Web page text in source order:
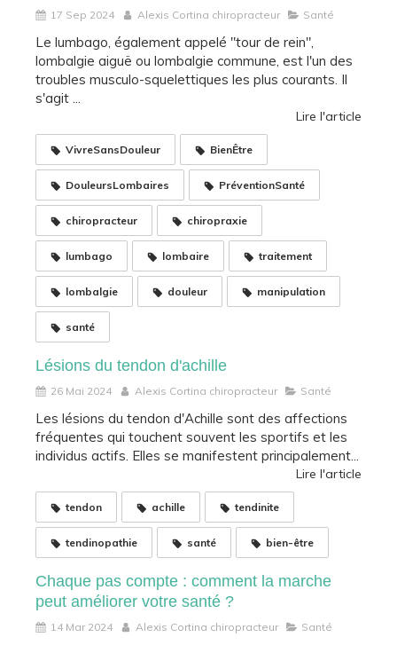
17 Sep 2024 Alexis Cortina chiropracteur Santé
Le lumbago, également appelé "tour de rein",
lombalgie aiguë ou lombalgie commune, est l'un des
troubles musculo-squelettiques les plus courants. Il
s'agit ...
Lire l'article
VivreSansDouleur BienÊtre
DouleursLombaires PréventionSanté
chiropracteur chiropraxie
lumbago lombaire traitement
lombalgie douleur manipulation
santé
Lésions du tendon d'achille
26 Mai 2024 Alexis Cortina chiropracteur Santé
Les lésions du tendon d'Achille sont des affections
fréquentes qui touchent souvent les sportifs et les
individus actifs. Elles se manifestent principalement...
Lire l'article
tendon achille tendinite
tendinopathie santé bien-être
Chaque pas compte : comment la marche
peut améliorer votre santé ?
14 Mar 2024 Alexis Cortina chiropracteur Santé